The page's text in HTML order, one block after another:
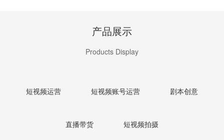
产品展示
Products Display
短视频运营 短视频账号运营 剧本创意
直播带货 短视频拍摄